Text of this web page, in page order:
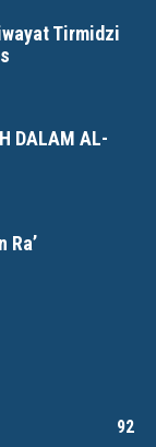
Tirmidzi
DALAM AL-
Ra’
92